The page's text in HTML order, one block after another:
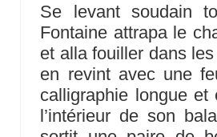
Se levant soudain
Fontaine attrapa le
et alla fouiller dans
en revint avec une
calligraphie longue
l’intérieur de son